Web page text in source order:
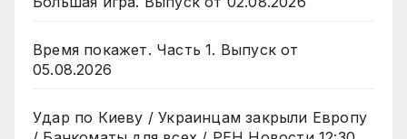
Время покажет. Часть 1. Выпуск от
05.08.2026
Удар по Киеву / Украинцам закрыли Европу